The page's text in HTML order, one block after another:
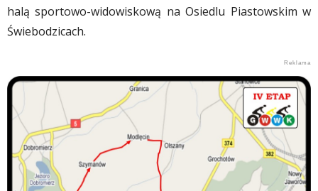
halą sportowo-widowiskową na Osiedlu Piastowskim w
Świebodzicach.